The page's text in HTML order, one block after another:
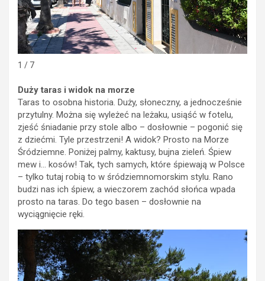
1 / 7
Duży taras i widok na morze
Taras to osobna historia. Duży, słoneczny, a jednocześnie
przytulny. Można się wyleżeć na leżaku, usiąść w fotelu,
zjeść śniadanie przy stole albo – dosłownie – pogonić się
z dziećmi. Tyle przestrzeni! A widok? Prosto na Morze
Śródziemne. Poniżej palmy, kaktusy, bujna zieleń. Śpiew
mew i… kosów! Tak, tych samych, które śpiewają w Polsce
– tylko tutaj robią to w śródziemnomorskim stylu. Rano
budzi nas ich śpiew, a wieczorem zachód słońca wpada
prosto na taras. Do tego basen – dosłownie na
wyciągnięcie ręki.